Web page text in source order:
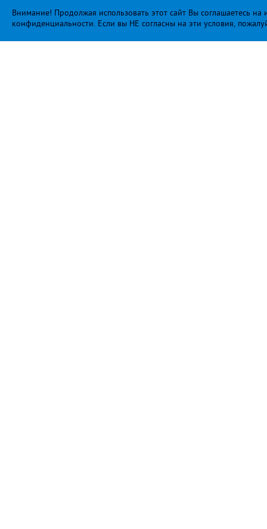
Внимание! Продолжая использовать этот сайт Вы соглашаетесь
конфиденциальности. Если вы НЕ согласны на эти условия,